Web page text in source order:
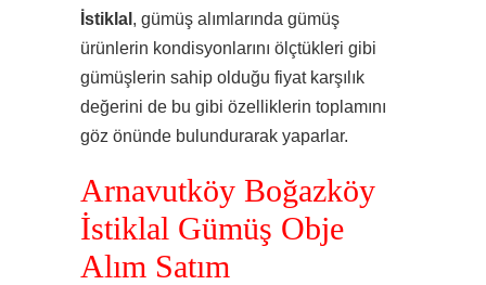
İstiklal , gümüş alımlarında gümüş
ürünlerin kondisyonlarını ölçtükleri gibi
gümüşlerin sahip olduğu fiyat karşılık
değerini de bu gibi özelliklerin toplamını
göz önünde bulundurarak yaparlar.
Arnavutköy Boğazköy
İstiklal Gümüş Obje
Alım Satım